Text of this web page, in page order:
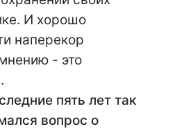
И хорошо
наперекор
- это
пять лет так
вопрос о